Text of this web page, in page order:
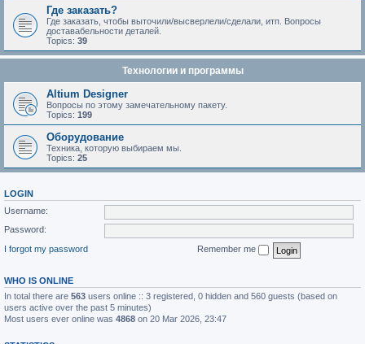
Где заказать?
Где заказать, чтобы выточили/высверлели/сделали, итп. Вопросы
доставабельности деталей.
Topics: 39
Технологии и программы
Altium Designer
Вопросы по этому замечательному пакету.
Topics: 199
Оборудование
Техника, которую выбираем мы.
Topics: 25
LOGIN
Username:
Password:
I forgot my password
Remember me
WHO IS ONLINE
In total there are 563 users online :: 3 registered, 0 hidden and 560 guests (based on
users active over the past 5 minutes)
Most users ever online was 4868 on 20 Mar 2026, 23:47